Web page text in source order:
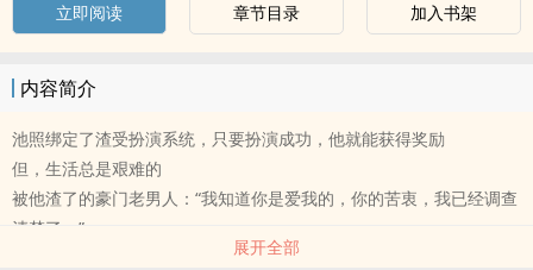
立即阅读 章节目录 加入书架
内容简介
池照绑定了渣受扮演系统，只要扮演成功，他就能获得奖励
但，生活总是艰难的
被他渣了的豪门老男人：“我知道你是爱我的，你的苦衷，我已经调查
清楚了。”
被他渣了的星际上将：“别再勉强了！我一直都知道，你没有背叛
展开全部